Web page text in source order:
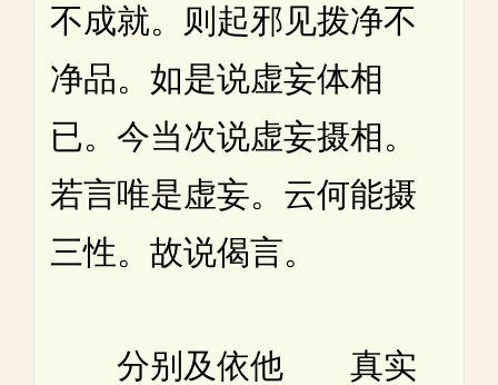
不成就。则起邪见拨净不
净品。如是说虚妄体相
已。今当次说虚妄摄相。
若言唯是虚妄。云何能摄
三性。故说偈言。
分别及依他 真实